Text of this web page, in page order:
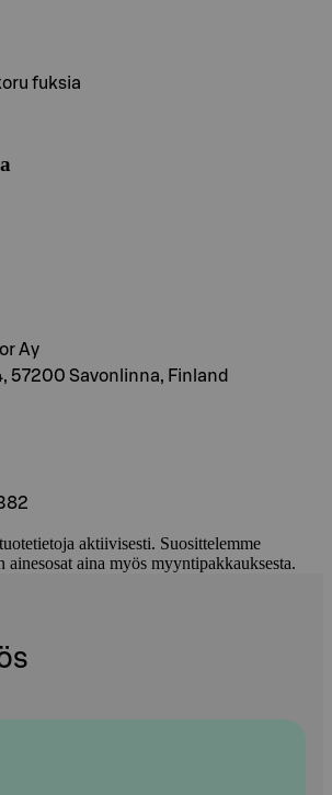
fuksia
Ay
57200 Savonlinna, Finland
aktiivisesti. Suosittelemme
ainesosat aina myös myyntipakkauksesta.